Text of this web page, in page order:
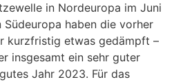
in Nordeuropa im Juni
Südeuropa haben die vorher
kurzfristig etwas gedämpft –
insgesamt ein sehr guter
Jahr 2023. Für das